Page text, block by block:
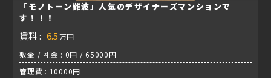
「モノトーン難波」人気のデザイナーズマンションで
す！！！
賃料 : 6.5 万円
敷金 / 礼金 : 0円 / 65000円
管理費 : 10000円